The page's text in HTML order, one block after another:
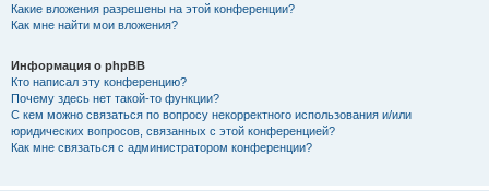
Какие вложения разрешены на этой конференции?
Как мне найти мои вложения?
Информация о phpBB
Кто написал эту конференцию?
Почему здесь нет такой-то функции?
С кем можно связаться по вопросу некорректного использования и/или
юридических вопросов, связанных с этой конференцией?
Как мне связаться с администратором конференции?